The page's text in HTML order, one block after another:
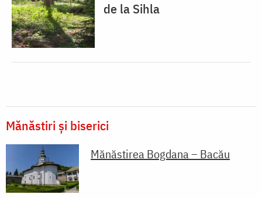
de la Sihla
Mănăstiri și biserici
Mănăstirea Bogdana – Bacău